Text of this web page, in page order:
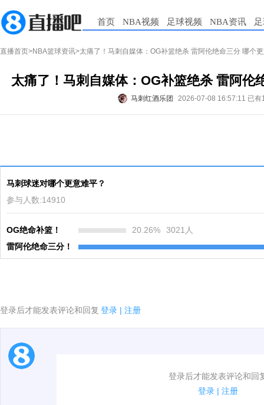
首页 NBA视频 足球视频 NBA资讯
直播首页>NBA篮球资讯>太痛了！马刺自媒体：OG补篮绝杀 雷阿伦绝命三分 哪个
太痛了！马刺自媒体：OG补篮绝杀 雷阿伦
马刺红酒乐团 2026-07-08 16:57:11 已有
马刺球迷对哪个更意难平？
参与人数:14910
OG绝命补篮！ 20.26% 3021 人
雷阿伦绝命三分！
登录后才能发表评论和回复 登录 | 注册
登录后才能发表评论和回
登录 | 注册
1.电脑端新用户可以发表评论了！